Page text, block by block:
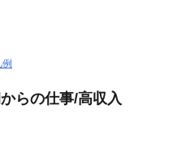
例
らの仕事/高収入